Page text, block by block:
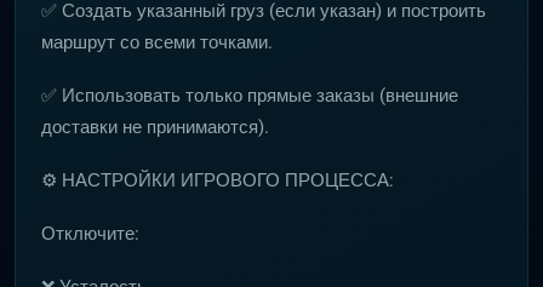
✅ Создать указанный груз (если указан) и построить
маршрут со всеми точками.
✅ Использовать только прямые заказы (внешние
доставки не принимаются).
⚙️ НАСТРОЙКИ ИГРОВОГО ПРОЦЕССА:
Отключите: